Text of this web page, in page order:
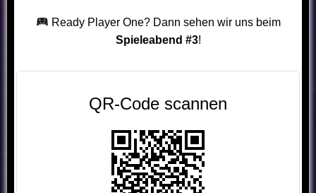
Ready Player One? Dann sehen wir uns beim
Spieleabend #3!
QR-Code scannen